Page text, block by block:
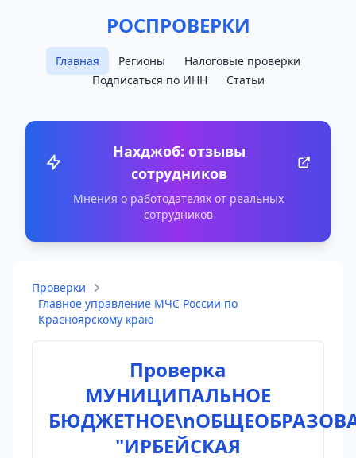
РОСПРОВЕРКИ
Главная Регионы
Налоговые проверки
Подписаться по ИНН
Статьи
Нахджоб: отзывы
сотрудников
Мнения о работодателях от реальных
сотрудников
Проверки
Главное управление МЧС России по
Красноярскому краю
Проверка
МУНИЦИПАЛЬНОЕ
"ИРБЕЙСКАЯ